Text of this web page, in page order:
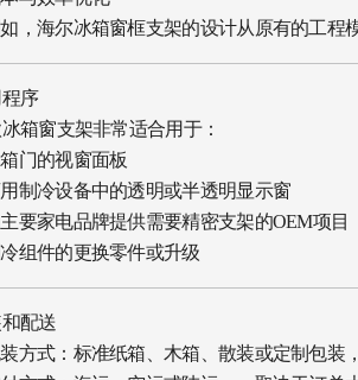
，海尔冰箱窗框支架的设计从原有的工程
序
箱窗支架非常适合用于：
门的视窗面板
制冷设备中的透明或半透明显示窗
要家电品牌提供需要精密支架的OEM项目
组件的更换零件或升级
配送
方式：标准纸箱、木箱、散装或定制包装